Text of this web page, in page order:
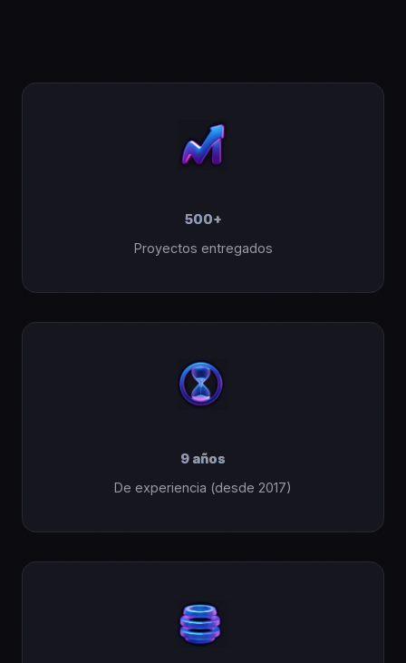
500+
Proyectos entregados
9 años
De experiencia (desde 2017)